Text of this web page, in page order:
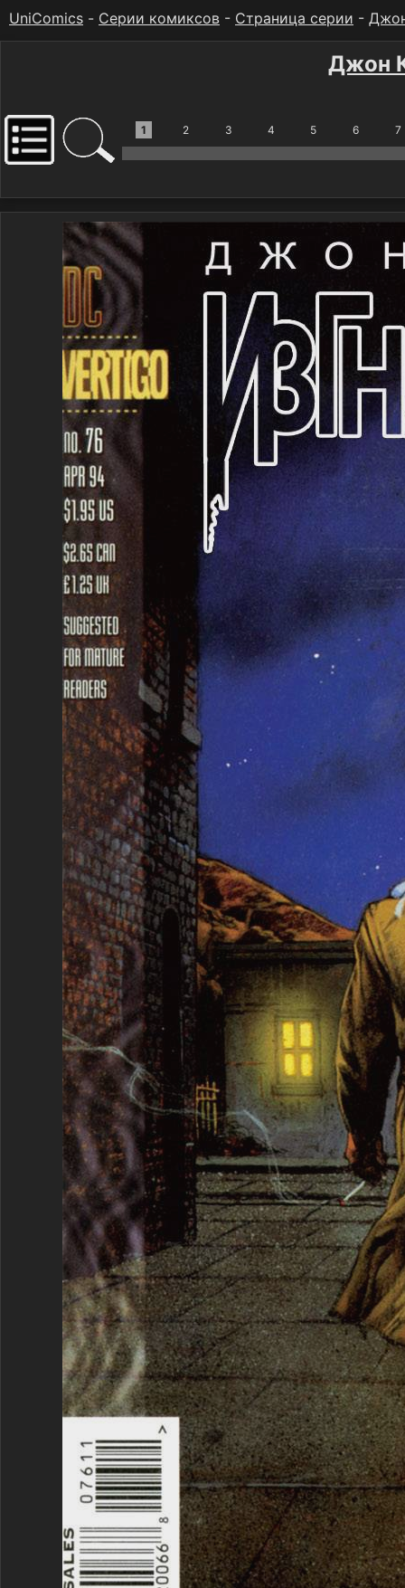
UniComics - Серии комиксов - Страница серии -
Джон
1 2 3 4 5 6 7